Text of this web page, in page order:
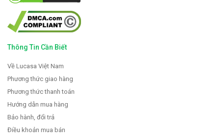
Thông Tin Cần Biết
Về Lucasa Việt Nam
Phương thức giao hàng
Phương thức thanh toán
Hướng dẫn mua hàng
Bảo hành, đổi trả
Điều khoản mua bán